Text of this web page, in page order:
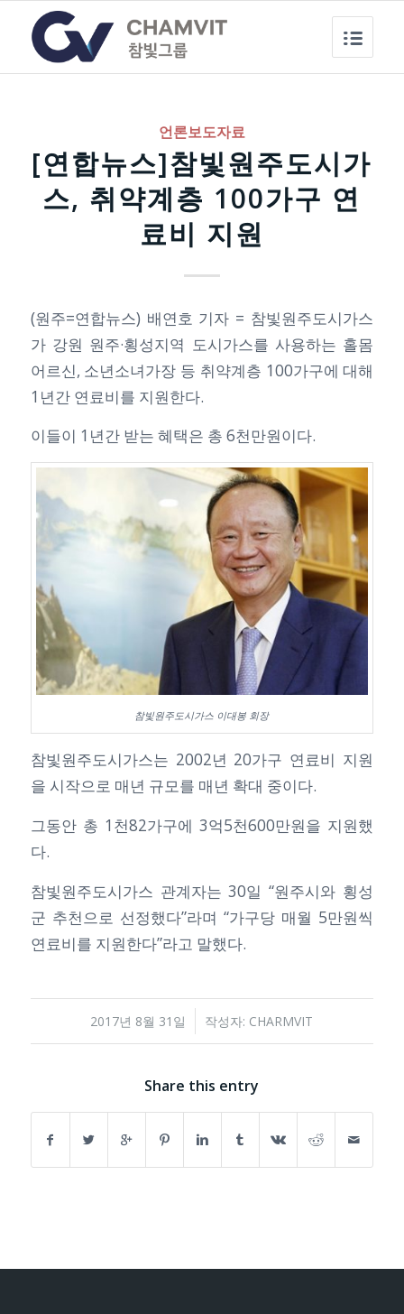
언론보도자료
[연합뉴스]참빛원주도시가
스, 취약계층 100가구 연
료비 지원
(원주=연합뉴스) 배연호 기자 = 참빛원주도시가스
가 강원 원주·횡성지역 도시가스를 사용하는 홀몸
어르신, 소년소녀가장 등 취약계층 100가구에 대해
1년간 연료비를 지원한다.
이들이 1년간 받는 혜택은 총 6천만원이다.
참빛원주도시가스 이대봉 회장
참빛원주도시가스는 2002년 20가구 연료비 지원
을 시작으로 매년 규모를 매년 확대 중이다.
그동안 총 1천82가구에 3억5천600만원을 지원했
다.
참빛원주도시가스 관계자는 30일 “원주시와 횡성
군 추천으로 선정했다”라며 “가구당 매월 5만원씩
연료비를 지원한다”라고 말했다.
2017년 8월 31일
/ 작성자: CHARMVIT
Share this entry